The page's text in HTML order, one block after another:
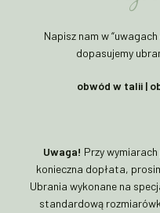
Napisz nam w
dopasujemy
obwód w talii |
Uwaga! Przy
konieczna dopłata,
Ubrania wykonane na
standardową